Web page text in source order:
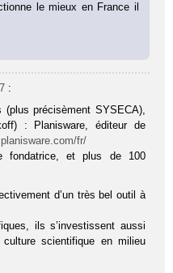
le mieux en France il
:
(plus précisèment SYSECA),
: Planisware, éditeur de
fr/
fondatrice, et plus de 100
d’un très bel outil à
ils s’investissent aussi
scientifique en milieu